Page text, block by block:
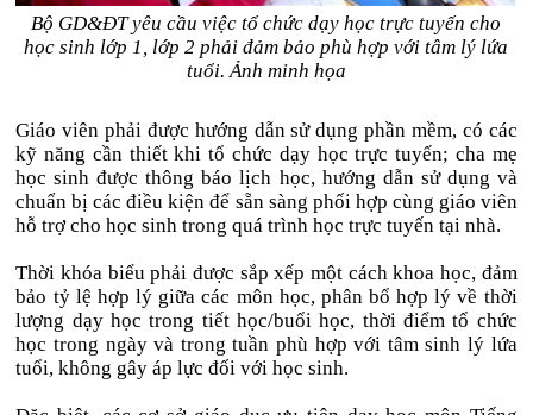
Bộ GD&ĐT yêu cầu việc tổ chức dạy học trực tuyến cho
học sinh lớp 1, lớp 2 phải đảm bảo phù hợp với tâm lý lứa
tuổi. Ảnh minh họa
Giáo viên phải được hướng dẫn sử dụng phần mềm, có các
kỹ năng cần thiết khi tổ chức dạy học trực tuyến; cha mẹ
học sinh được thông báo lịch học, hướng dẫn sử dụng và
chuẩn bị các điều kiện để sẵn sàng phối hợp cùng giáo viên
hỗ trợ cho học sinh trong quá trình học trực tuyến tại nhà.
Thời khóa biểu phải được sắp xếp một cách khoa học, đảm
bảo tỷ lệ hợp lý giữa các môn học, phân bổ hợp lý về thời
lượng dạy học trong tiết học/buổi học, thời điểm tổ chức
học trong ngày và trong tuần phù hợp với tâm sinh lý lứa
tuổi, không gây áp lực đối với học sinh.